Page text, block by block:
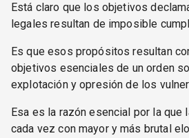
Está claro que los objetivos
legales resultan de imposible
Es que esos propósitos resultan
objetivos esenciales de un orden
explotación y opresión de los
Esa es la razón esencial por la que
cada vez con mayor y más brutal